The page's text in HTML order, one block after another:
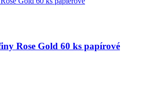
Rose Gold 60 ks papírové